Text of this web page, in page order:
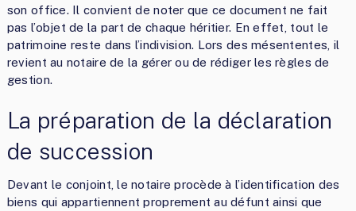
son office. Il convient de noter que ce document ne fait
pas l’objet de la part de chaque héritier. En effet, tout le
patrimoine reste dans l’indivision. Lors des mésententes, il
revient au notaire de la gérer ou de rédiger les règles de
gestion.
La préparation de la déclaration
de succession
Devant le conjoint, le notaire procède à l’identification des
biens qui appartiennent proprement au défunt ainsi que